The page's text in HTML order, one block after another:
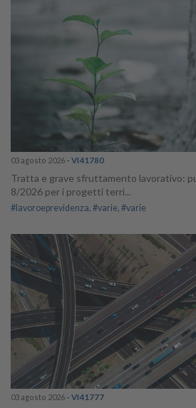
03 agosto 2026 - VI41780
Tratta e grave sfruttamento lavorativo:
8/2026 per i progetti terri...
#lavoroeprevidenza #varie #varie
03 agosto 2026 - VI41777